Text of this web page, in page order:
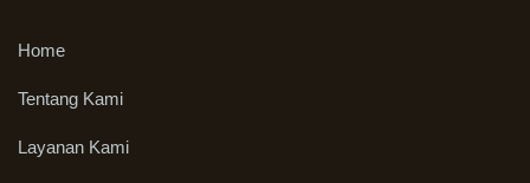
Home
Tentang Kami
Layanan Kami